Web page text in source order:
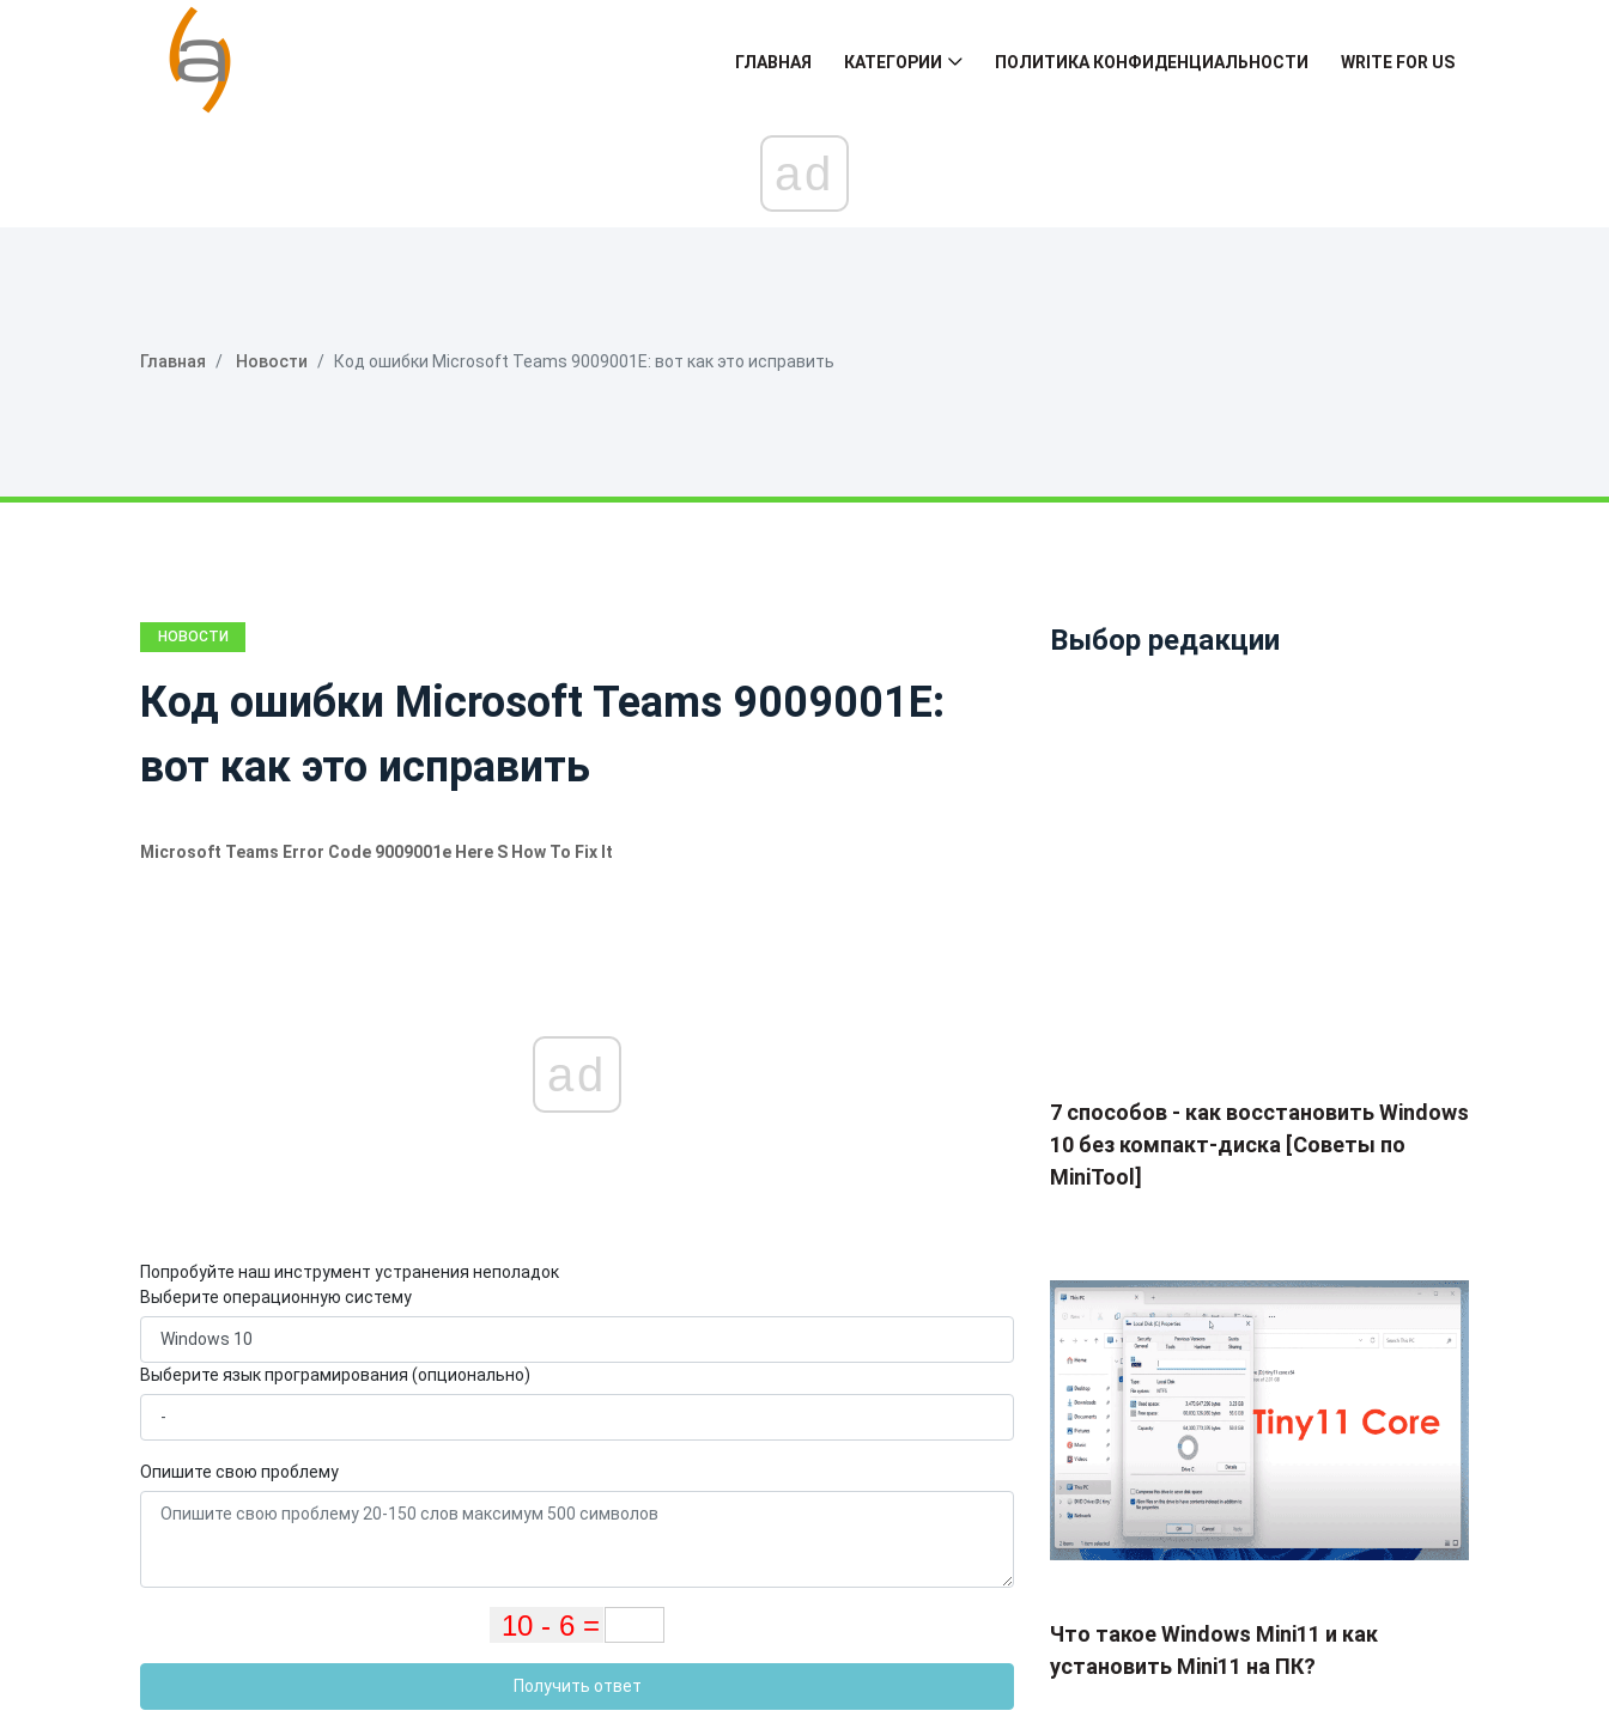
ГЛАВНАЯ КАТЕГОРИИ ПОЛИТИКА КОНФИДЕНЦИАЛЬНОСТИ WRITE FOR US
ad
Главная Новости Код ошибки Microsoft Teams 9009001E: вот как это исправить
НОВОСТИ
Код ошибки Microsoft Teams 9009001E:
вот как это исправить
Microsoft Teams Error Code 9009001e Here S How To Fix It
ad
Попробуйте наш инструмент устранения неполадок
Выберите операционную систему
Выберите язык програмирования (опционально)
Опишите свою проблему
Получить ответ
Выбор редакции
7 способов - как восстановить Windows
10 без компакт-диска [Советы по
MiniTool]
Что такое Windows Mini11 и как
установить Mini11 на ПК?